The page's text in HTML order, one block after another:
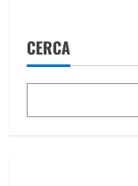
CERCA